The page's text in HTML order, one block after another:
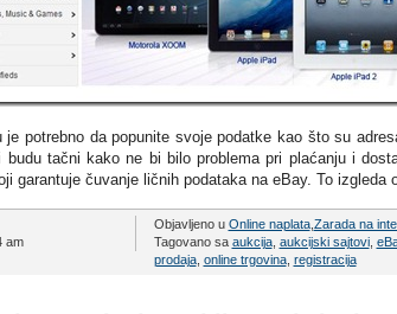
je potrebno da popunite svoje podatke kao što su
budu tačni kako ne bi bilo problema pri plaćanju i
garantuje čuvanje ličnih podataka na eBay. To izgleda
am
Objavljeno u Online naplata, Zarada na
Tagovano sa aukcija, aukcijski sajtovi,
prodaja, online trgovina, registracija